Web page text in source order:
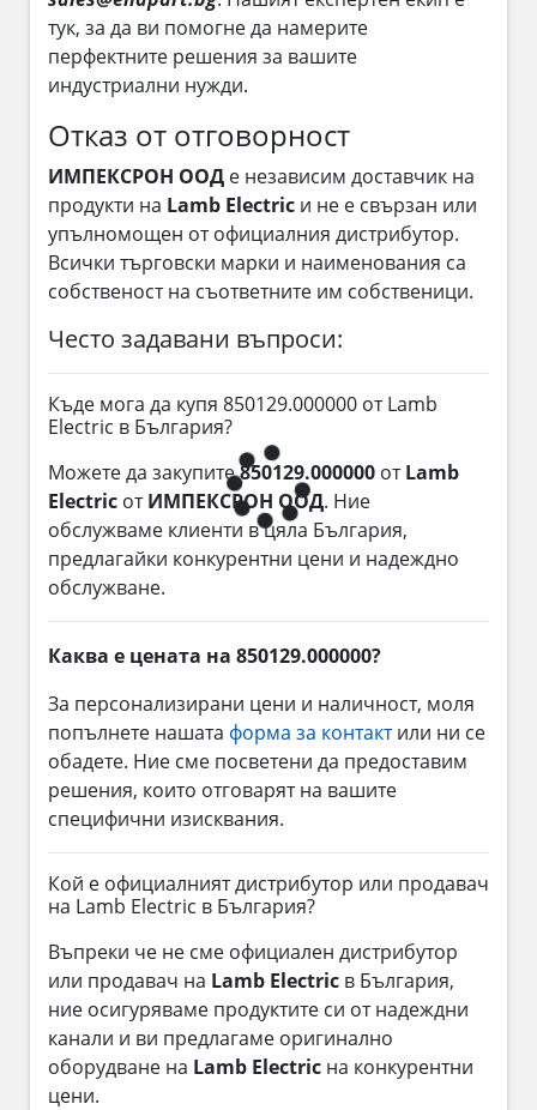
тук, за да ви помогне да намерите
перфектните решения за вашите
индустриални нужди.
Отказ от отговорност
ИМПЕКСРОН ООД е независим доставчик на
продукти на Lamb Electric и не е свързан или
упълномощен от официалния дистрибутор.
Всички търговски марки и наименования са
собственост на съответните им собственици.
Често задавани въпроси:
Къде мога да купя 850129.000000 от Lamb
Electric в България?
Можете да закупите850129.000000 отLamb
Electric отИМПЕКСРОН ООД. Ние
обслужваме клиенти в цяла България,
предлагайки конкурентни цени и надеждно
обслужване.
Каква е цената на 850129.000000?
За персонализирани цени и наличност, моля
попълнете нашата форма за контактили ни се
обадете. Ние сме посветени да предоставим
решения, които отговарят на вашите
специфични изисквания.
Кой е официалният дистрибутор или продавач
на Lamb Electric в България?
Въпреки че не сме официален дистрибутор
или продавач на Lamb Electric в България,
ние осигуряваме продуктите си от надеждни
канали и ви предлагаме оригинално
оборудване на Lamb Electric на конкурентни
цени.